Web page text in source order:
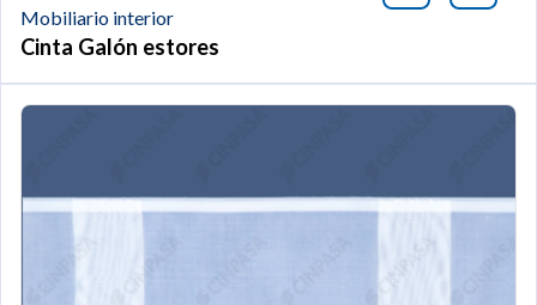
Mobiliario interior
Cinta Galón estores